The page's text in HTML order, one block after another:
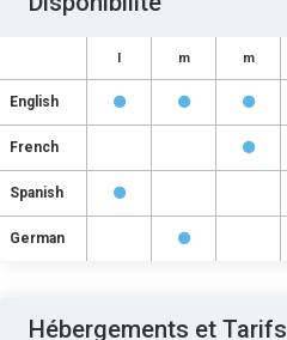
l m m
English
French
Spanish
German
Hébergements et Tarifs